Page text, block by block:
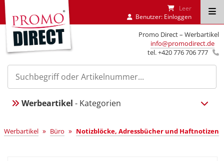
Promo Direct – Werbartikel
info@promodirect.de
tel. +420 776 706 777
Leer
Benutzer: Einloggen
Werbeartikel - Kategorien
Werbartikel » Büro » Notizblöcke, Adressbücher und Haftnotizen